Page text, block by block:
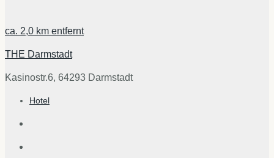
ca. 2,0 km entfernt
THE Darmstadt
Kasinostr.6, 64293 Darmstadt
Hotel